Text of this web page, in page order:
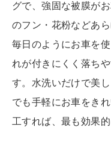
グで、強固な被膜が
のフン・花粉などあ
毎日のようにお車を
れが付きにくく落ち
す。水洗いだけで美
でも手軽にお車をき
工すれば、最も効果